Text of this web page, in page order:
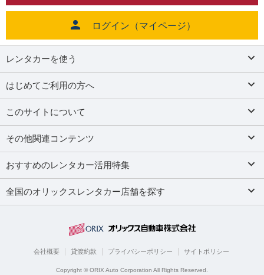
ログイン（マイページ）
レンタカーを使う
はじめてご利用の方へ
このサイトについて
その他関連コンテンツ
おすすめのレンタカー活用特集
全国のオリックスレンタカー店舗を探す
会社概要 貸渡約款 プライバシーポリシー サイトポリシー
Copyright © ORIX Auto Corporation All Rights Reserved.